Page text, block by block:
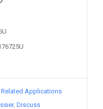
Related Applications
Discuss